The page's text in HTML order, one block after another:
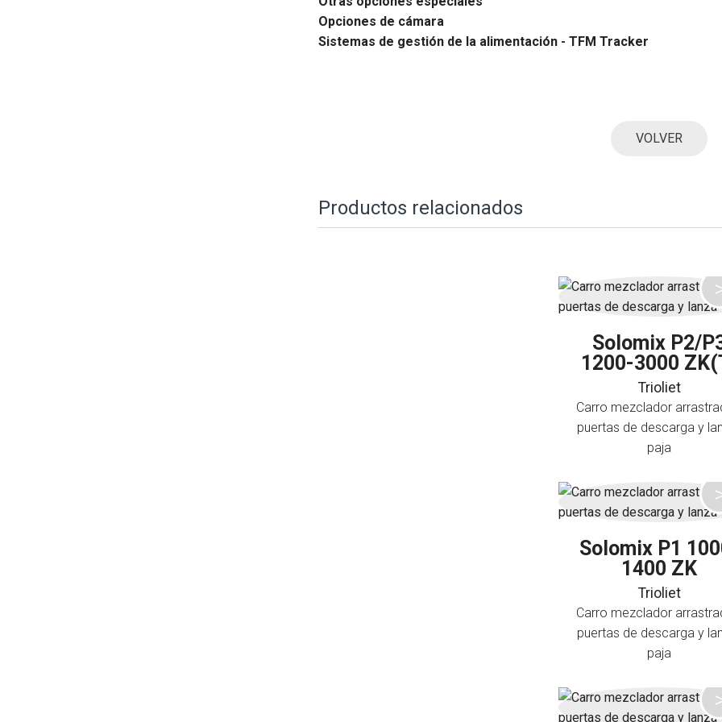
Opciones de cámara
Sistemas de gestión de la alimentación - TFM Tracker
VOLVER
Productos relacionados
Solomix P2/
1200-3000
Trioliet
Carro mezclador
puertas de descarga y
paja
Solomix P1
1400 ZK
Trioliet
Carro mezclador
puertas de descarga y
paja